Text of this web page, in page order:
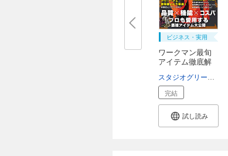
ビジネス・実用
ワークマン最旬
アイテム徹底解
完結
試し読み